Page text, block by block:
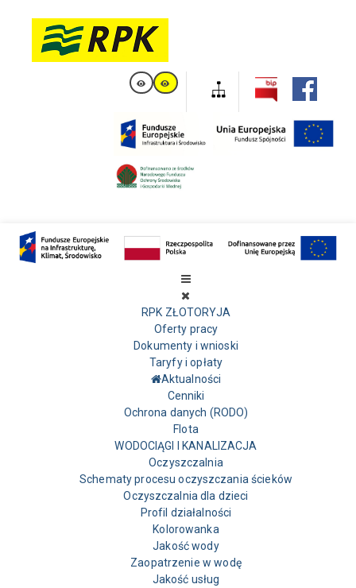
RPK ZŁOTORYJA
Oferty pracy
Dokumenty i wnioski
Taryfy i opłaty
Aktualności
Cenniki
Ochrona danych (RODO)
Flota
WODOCIĄGI I KANALIZACJA
Oczyszczalnia
Schematy procesu oczyszczania ścieków
Oczyszczalnia dla dzieci
Profil działalności
Kolorowanka
Jakość wody
Zaopatrzenie w wodę
Jakość usług